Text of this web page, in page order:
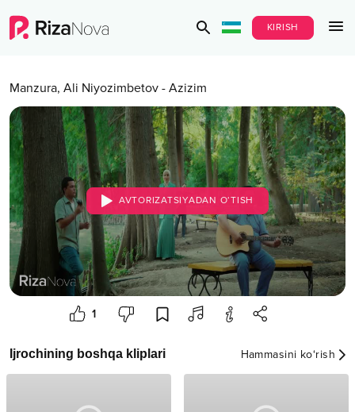
KIRISH
Manzura, Ali Niyozimbetov - Azizim
AVTORIZATSIYADAN O‘TISH
1
Ijrochining boshqa kliplari Hammasini ko‘rish